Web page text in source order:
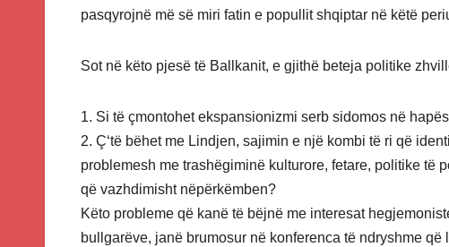
pasqyrojnë më së miri fatin e popullit shqiptar në këtë
Sot në këto pjesë të Ballkanit, e gjithë beteja politike
1. Si të çmontohet ekspansionizmi serb sidomos në
2. Ç‘të bëhet me Lindjen, sajimin e një kombi të ri që
problemesh me trashëgiminë kulturore, fetare, politike të
që vazhdimisht nëpërkëmben?
Këto probleme që kanë të bëjnë me interesat
bullgarëve, janë brumosur në konferenca të ndryshme